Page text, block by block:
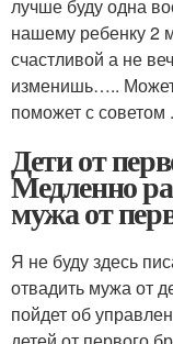
лучше буду одна
нашему ребенку 2
счастливой а не
изменишь….. Может
поможет с советом .
Дети от
Медленно
мужа от
Я не буду здесь
отвадить мужа от
пойдет об